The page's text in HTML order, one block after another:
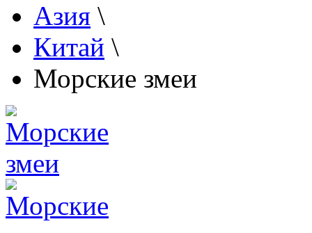
Азия \
Китай \
Морские змеи